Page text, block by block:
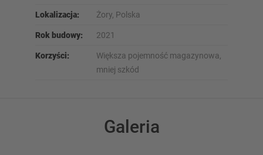
Lokalizacja: Żory, Polska
Rok budowy: 2021
Korzyści:
Większa pojemność magazynowa,
mniej szkód
Galeria